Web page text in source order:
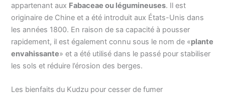
appartenant aux Fabaceae ou légumineuses. Il est
originaire de Chine et a été introduit aux États-Unis dans
les années 1800. En raison de sa capacité à pousser
rapidement, il est également connu sous le nom de «plante
envahissante» et a été utilisé dans le passé pour stabiliser
les sols et réduire l’érosion des berges.
Les bienfaits du Kudzu pour cesser de fumer